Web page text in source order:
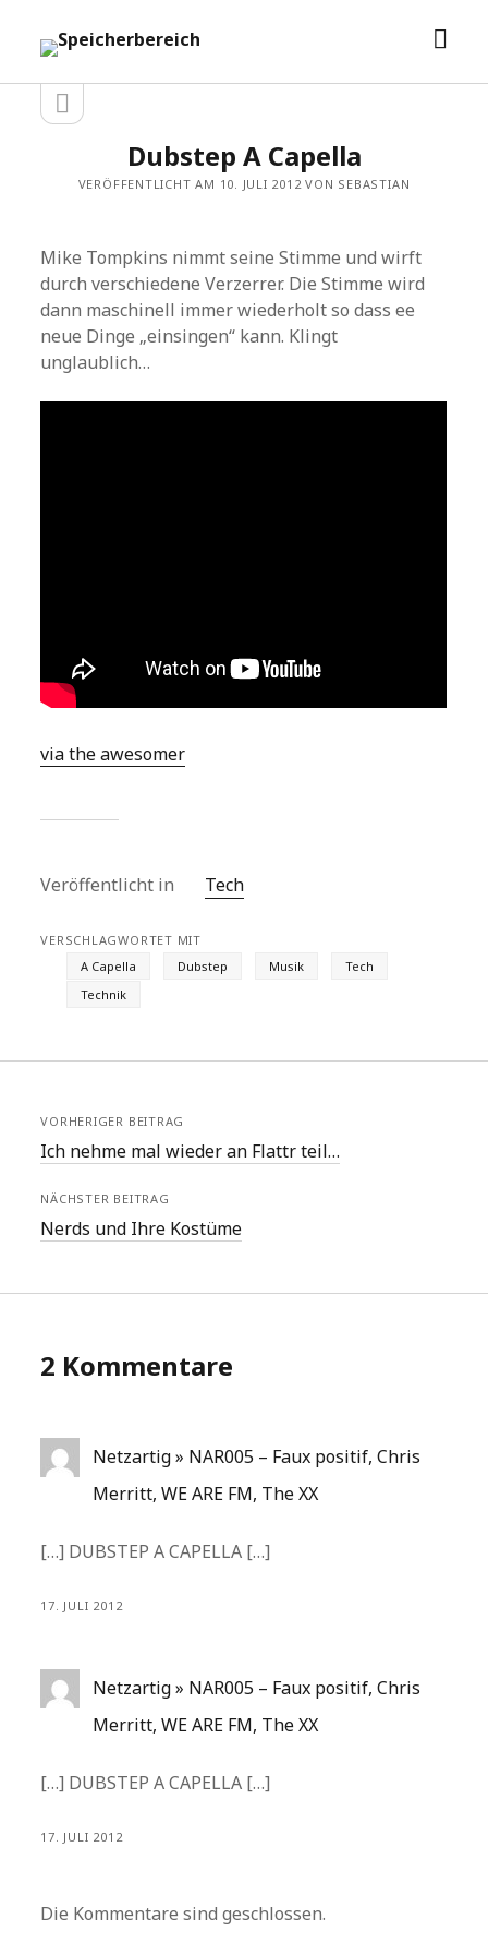
Speicherbereich
Seitenleiste
Seitenleiste
öffnen
Dubstep A Capella
VERÖFFENTLICHT AM 10. JULI 2012 VON SEBASTIAN
Mike Tompkins nimmt seine Stimme und wirft
durch verschiedene Verzerrer. Die Stimme wird
dann maschinell immer wiederholt so dass ee
neue Dinge „einsingen“ kann. Klingt
unglaublich…
via the awesomer
Veröffentlicht in Tech
VERSCHLAGWORTET MIT
A Capella
Dubstep Musik
Tech
Technik
VORHERIGER BEITRAG
Ich nehme mal wieder an Flattr teil…
NÄCHSTER BEITRAG
Nerds und Ihre Kostüme
2 Kommentare
Netzartig » NAR005 – Faux positif, Chris
Merritt, WE ARE FM, The XX
[…] DUBSTEP A CAPELLA […]
17. JULI 2012
Netzartig » NAR005 – Faux positif, Chris
Merritt, WE ARE FM, The XX
[…] DUBSTEP A CAPELLA […]
17. JULI 2012
Die Kommentare sind geschlossen.